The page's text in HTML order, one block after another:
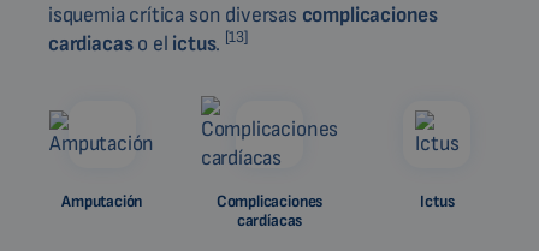
isquemia crítica son diversas complicaciones
cardiacaso el ictus. [13]
Amputación
Complicaciones
cardíacas
Ictus